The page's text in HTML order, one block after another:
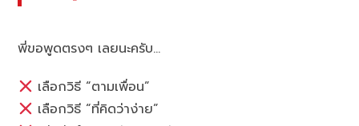
พี่ขอพูดตรงๆ เลยนะครับ…
เลือกวิธี “ตามเพื่อน”
เลือกวิธี “ที่คิดว่าง่าย”